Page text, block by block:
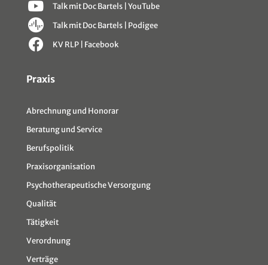
Sitemap
Praxis
Abrechnung und Honorar
Beratung und Service
Berufspolitik
Praxisorganisation
Psychotherapeutische Versorgung
Qualität
Tätigkeit
Verordnung
Verträge
Talk mit Doc Bartels | YouTube
Talk mit Doc Bartels | Podigee
KV RLP | Facebook